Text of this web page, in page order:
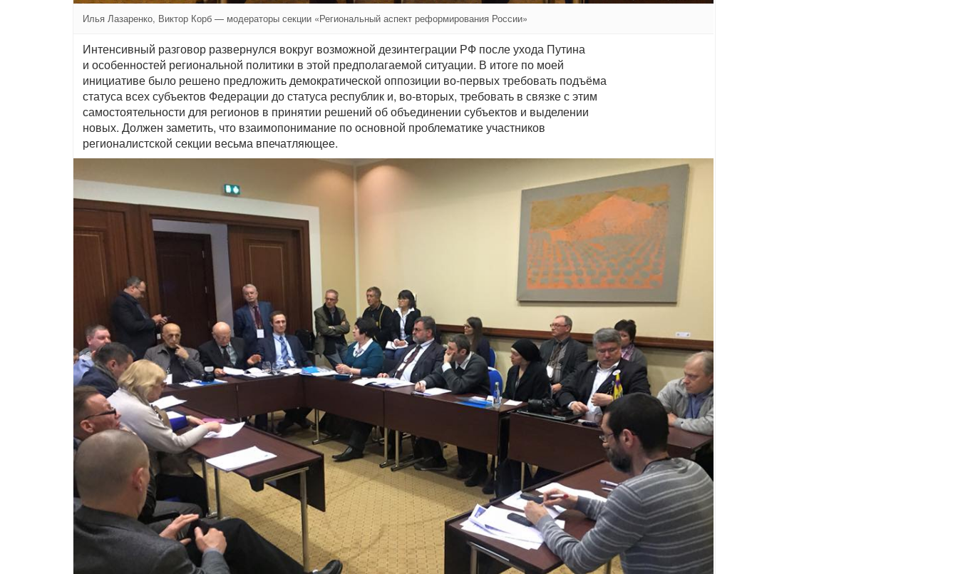
Илья Лазаренко, Виктор Корб — модераторы секции «Региональный аспект реформирования России»
Интенсивный разговор развернулся вокруг возможной дезинтеграции РФ после ухода Путина
и особенностей региональной политики в этой предполагаемой ситуации. В итоге по моей
инициативе было решено предложить демократической оппозиции во-первых требовать подъёма
статуса всех субъектов Федерации до статуса республик и, во-вторых, требовать в связке с этим
самостоятельности для регионов в принятии решений об объединении субъектов и выделении
новых. Должен заметить, что взаимопонимание по основной проблематике участников
регионалистской секции весьма впечатляющее.